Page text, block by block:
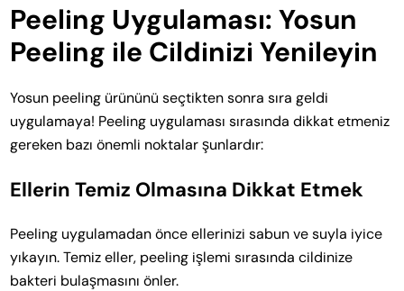
Peeling Uygulaması: Yosun
Peeling ile Cildinizi Yenileyin
Yosun peeling ürününü seçtikten sonra sıra geldi
uygulamaya! Peeling uygulaması sırasında dikkat etmeniz
gereken bazı önemli noktalar şunlardır:
Ellerin Temiz Olmasına Dikkat Etmek
Peeling uygulamadan önce ellerinizi sabun ve suyla iyice
yıkayın. Temiz eller, peeling işlemi sırasında cildinize
bakteri bulaşmasını önler.